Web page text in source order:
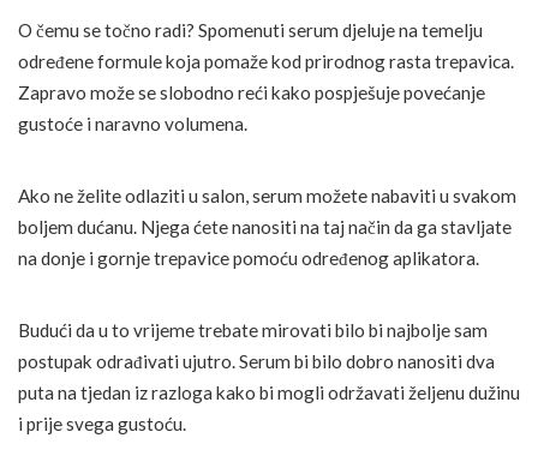
O čemu se točno radi? Spomenuti serum djeluje na temelju
određene formule koja pomaže kod prirodnog rasta trepavica.
Zapravo može se slobodno reći kako pospješuje povećanje
gustoće i naravno volumena.
Ako ne želite odlaziti u salon, serum možete nabaviti u svakom
boljem dućanu. Njega ćete nanositi na taj način da ga stavljate
na donje i gornje trepavice pomoću određenog aplikatora.
Budući da u to vrijeme trebate mirovati bilo bi najbolje sam
postupak odrađivati ujutro. Serum bi bilo dobro nanositi dva
puta na tjedan iz razloga kako bi mogli održavati željenu dužinu
i prije svega gustoću.